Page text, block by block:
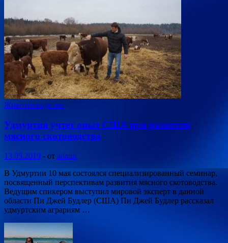
Животноводство
Удмуртия учтет опыт США при развитии
мясного скотоводства
13.05.2019 - от admin
В Удмуртии 10 мая состоялся специализированный семинар,
посвященный перспективам развития мясного скотоводства.
Ведущим спикером выступил мировой эксперт в данной
области Пи Джей Будлер (США) Пи Джей Будлер рассказал
удмуртским аграриям …